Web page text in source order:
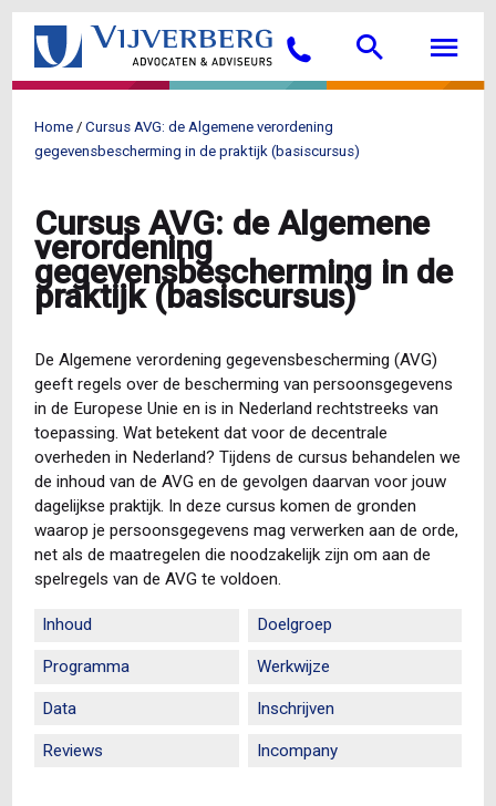
Overslaan
de
gaan
Bellen Search
Kruimelpad
Home
Cursus AVG: de Algemene verordening
gegevensbescherming in de praktijk (basiscursus)
Cursus AVG: de Algemene
verordening
gegevensbescherming in de
praktijk (basiscursus)
De Algemene verordening gegevensbescherming (AVG)
geeft regels over de bescherming van persoonsgegevens
in de Europese Unie en is in Nederland rechtstreeks van
toepassing. Wat betekent dat voor de decentrale
overheden in Nederland? Tijdens de cursus behandelen we
de inhoud van de AVG en de gevolgen daarvan voor jouw
dagelijkse praktijk. In deze cursus komen de gronden
waarop je persoonsgegevens mag verwerken aan de orde,
net als de maatregelen die noodzakelijk zijn om aan de
spelregels van de AVG te voldoen.
Inhoud Doelgroep
Programma Werkwijze
Data Inschrijven
Reviews Incompany